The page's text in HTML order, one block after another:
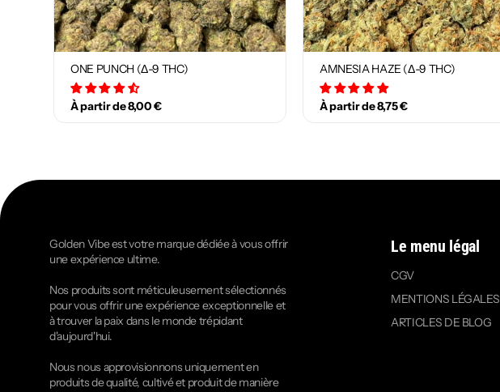
ONE PUNCH (Δ-9 THC)
À partir de 8,00 €
AMNESIA HAZE (Δ-9 THC)
À partir de 8,75 €
Golden Vibe est votre marque dédiée à vous offrir
une expérience ultime.
Nos produits sont méticuleusement sélectionnés
pour vous offrir une expérience exceptionnelle et
à trouver la paix dans le monde trépidant
d'aujourd'hui.
Nous nous approvisionnons uniquement en
produits de qualité, cultivé et produit de manière
Le menu légal
CGV
MENTIONS LÉGALES
ARTICLES DE BLOG